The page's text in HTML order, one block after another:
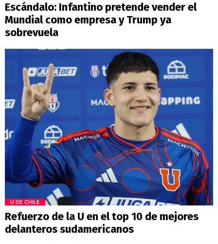
Escándalo: Infantino pretende vender el
Mundial como empresa y Trump ya
sobrevuela
U DE CHILE
Refuerzo de la U en el top 10 de mejores
delanteros sudamericanos